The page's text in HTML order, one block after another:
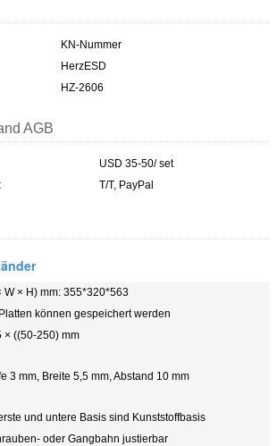
KN-Nummer
HerzESD
HZ-2606
AGB
USD 35-50/ set
T/T, PayPal
W × H) mm: 355*320*563
können gespeichert werden
× ((50-250) mm
3 mm, Breite 5,5 mm, Abstand 10 mm
und untere Basis sind Kunststoffbasis
oder Gangbahn justierbar